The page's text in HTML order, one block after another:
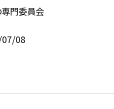
専門委員会
08